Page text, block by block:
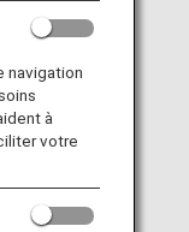
for mileage
navigation
à
votre